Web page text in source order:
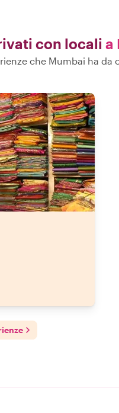
con locali a
che Mumbai ha da